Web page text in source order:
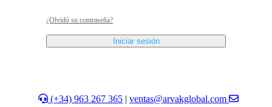
¿Olvidó su contraseña?
Iniciar sesión
(+34) 963 267 365 |ventas@arvakglobal.com